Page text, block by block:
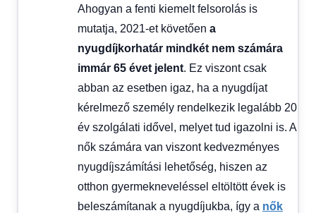
Ahogyan a fenti kiemelt felsorolás is
mutatja, 2021-et követően a
nyugdíjkorhatár mindkét nem számára
immár 65 évet jelent. Ez viszont csak
abban az esetben igaz, ha a nyugdíjat
kérelmező személy rendelkezik legalább 20
év szolgálati idővel, melyet tud igazolni is. A
nők számára van viszont kedvezményes
nyugdíjszámítási lehetőség, hiszen az
otthon gyermekneveléssel eltöltött évek is
beleszámítanak a nyugdíjukba, így a nők